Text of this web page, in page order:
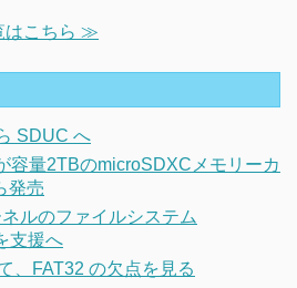
はこちら ≫
SDUC へ
容量2TBのmicroSDXCメモリーカ
発売
ルのファイルシステム
支援へ
、FAT32 の欠点を見る